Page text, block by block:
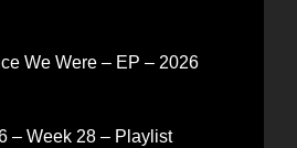
We Were – EP – 2026
– Week 28 – Playlist